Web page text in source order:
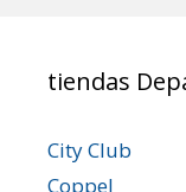
tiendas
City Club
Coppel